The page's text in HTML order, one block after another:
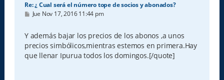
Re: ¿ Cual será el número tope de socios y abonados?
M
s
a
j
e
Jue Nov 17, 2016 11:44 pm
Y además bajar los precios de los abonos ,a unos
precios simbólicos,mientras estemos en primera.Hay
que llenar Ipurua todos los domingos.[/quote]